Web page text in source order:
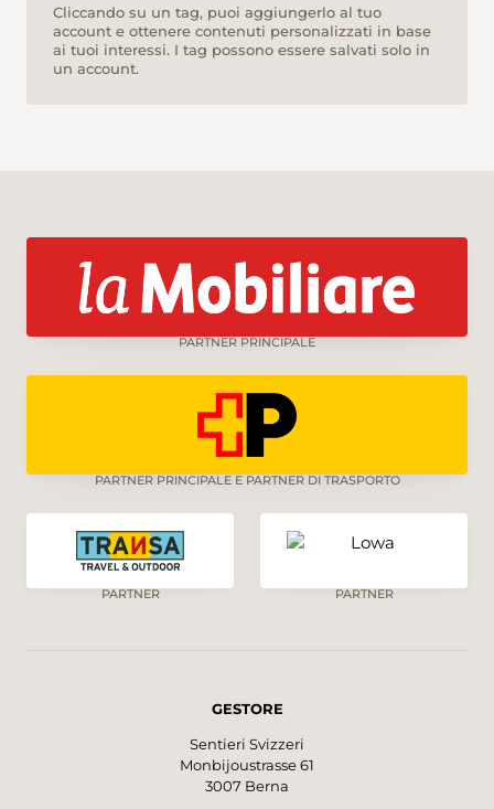
Cliccando su un tag, puoi aggiungerlo al tuo
account e ottenere contenuti personalizzati in base
ai tuoi interessi. I tag possono essere salvati solo in
un account.
PARTNER PRINCIPALE
PARTNER PRINCIPALE E PARTNER DI TRASPORTO
PARTNER PARTNER
GESTORE
Sentieri Svizzeri
Monbijoustrasse 61
3007 Berna